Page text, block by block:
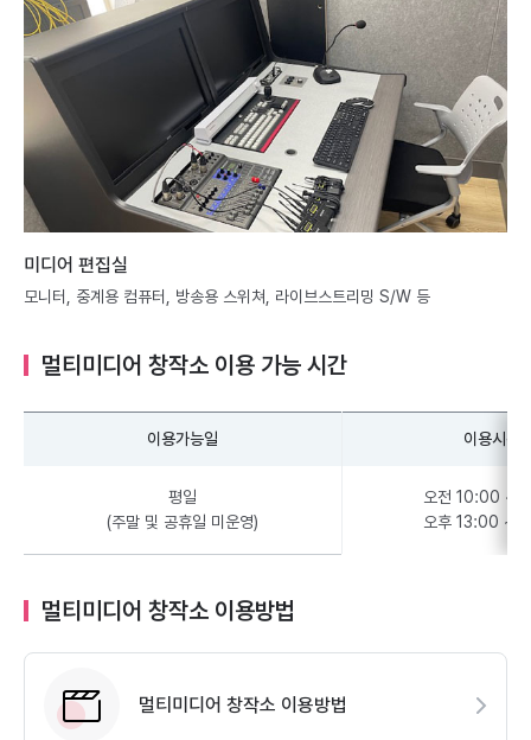
미디어 편집실
모니터, 중계용 컴퓨터, 방송용 스위쳐, 라이브스트리밍 S/W 등
멀티미디어 창작소 이용 가능 시간
이용가능일 이용시간
평일
(주말 및 공휴일 미운영)
오전 10:00 ~
오후 13:00 ~
멀티미디어 창작소 이용방법
멀티미디어 창작소 이용방법